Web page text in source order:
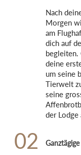
Nach
Morgen
am
dich auf
begleiten.
deine
um seine
Tierwelt
seine
der Lodge
02